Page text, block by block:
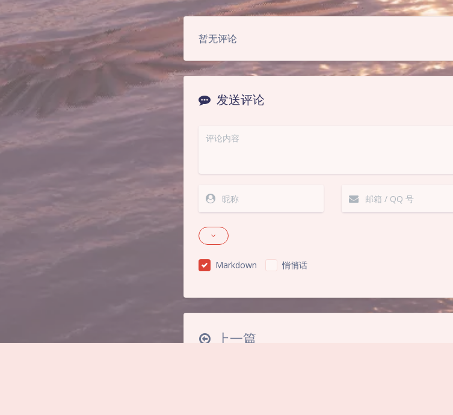
豆
暂无评论
发送评论
Markdown 悄悄话
|´・ω・)ノ ヾ(≧∇≦*)ゝ
上一篇